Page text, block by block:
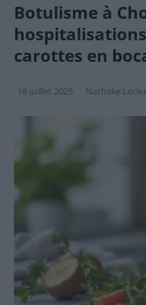
Botulisme à
carottes en
18 juillet 2025 Nathalie